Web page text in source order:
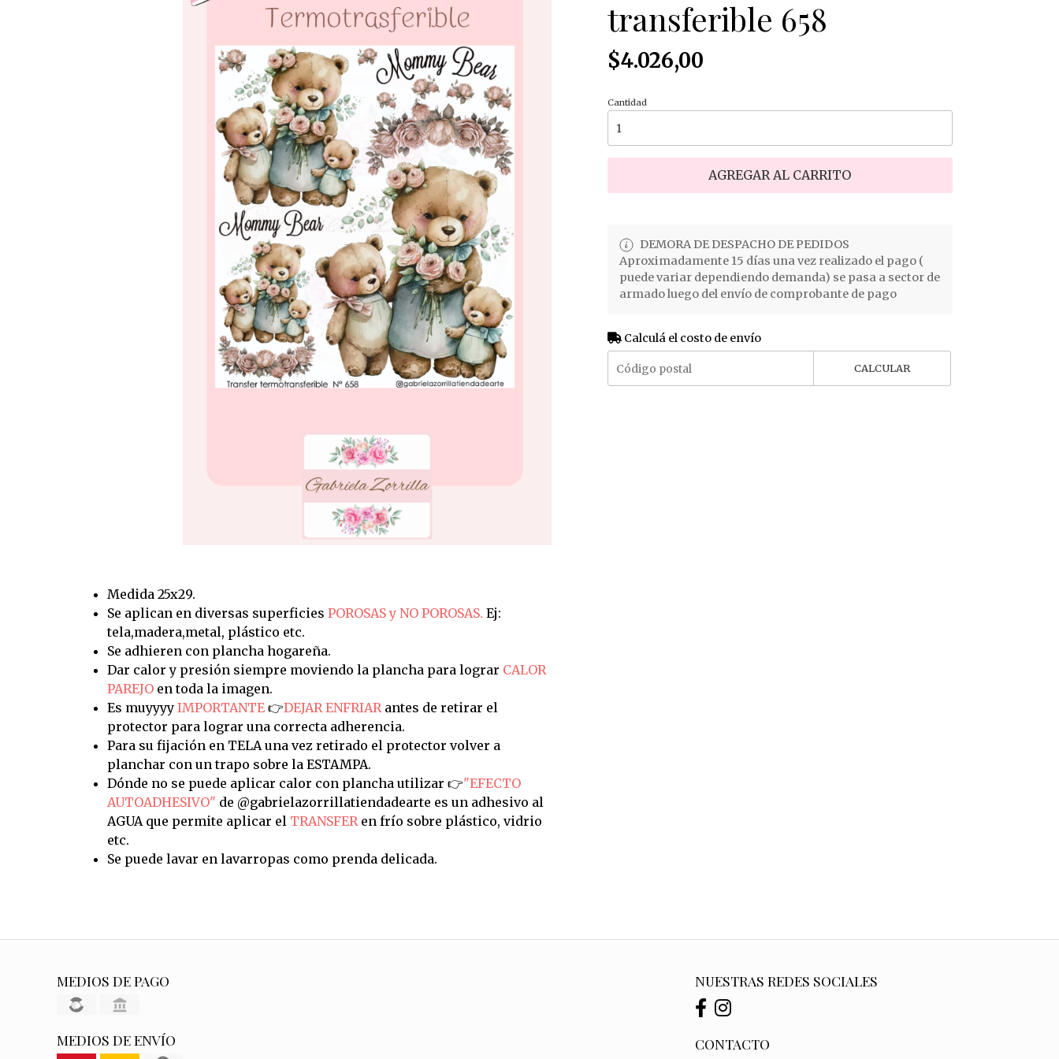
Medida 25x29.
Se aplican en diversas superficies POROSAS y NO POROSAS. Ej:
tela,madera,metal, plástico etc.
Se adhieren con plancha hogareña.
Dar calor y presión siempre moviendo la plancha para lograr CALOR
PAREJOen toda la imagen.
Es muyyyy IMPORTANTE👉DEJAR ENFRIARantes de retirar el
protector para lograr una correcta adherencia.
Para su fijación en TELA una vez retirado el protector volver a
planchar con un trapo sobre la ESTAMPA.
Dónde no se puede aplicar calor con plancha utilizar 👉"EFECTO
AUTOADHESIVO" de @gabrielazorrillatiendadearte es un adhesivo al
AGUA que permite aplicar el TRANSFERen frío sobre plástico, vidrio
etc.
Se puede lavar en lavarropas como prenda delicada.
transferible 658
$4.026,00
Cantidad
AGREGAR AL CARRITO
DEMORA DE DESPACHO DE PEDIDOS
Aproximadamente 15 días una vez realizado el pago (
puede variar dependiendo demanda) se pasa a sector de
armado luego del envío de comprobante de pago
Calculá el costo de envío
CALCULAR
MEDIOS DE PAGO
MEDIOS DE ENVÍO
NUESTRAS REDES SOCIALES
CONTACTO